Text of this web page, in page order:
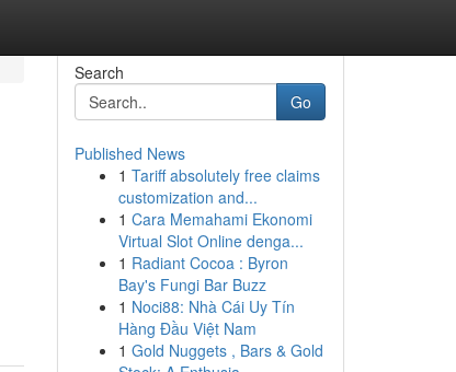
Search
Go
Published News
1 Tariff absolutely free claims
customization and...
1 Cara Memahami Ekonomi
Virtual Slot Online denga...
1 Radiant Cocoa : Byron
Bay's Fungi Bar Buzz
1 Noci88: Nhà Cái Uy Tín
Hàng Đầu Việt Nam
1 Gold Nuggets , Bars & Gold